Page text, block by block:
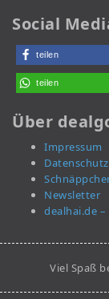
Social
teilen
teilen
Über
Impressum
Newsletter
dealhai.de –
Viel Spaß